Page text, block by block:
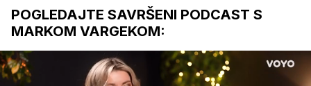
POGLEDAJTE SAVRŠENI PODCAST S
MARKOM VARGEKOM: